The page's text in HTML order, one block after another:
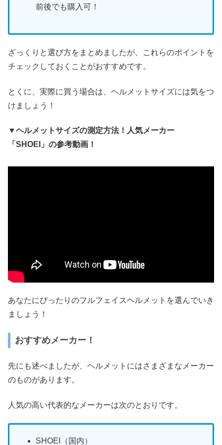
前後でも購入可！
ざっくりと選び方をまとめましたが、これらのポイントを
チェックしておくことがおすすめです。
とくに、実際に買う場合は、ヘルメットサイズには気をつ
けましょう！
▼ヘルメットサイズの測定方法！人気メーカー
「SHOEI」の参考動画！
あなたにぴったりのフルフェイスヘルメットを選んでいき
ましょう！
おすすめメーカー！
先にも述べましたが、ヘルメットにはさまざまなメーカー
のものがあります。
人気の高い代表的なメーカーは次のとおりです。
SHOEI（国内）